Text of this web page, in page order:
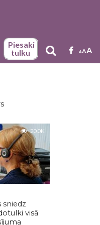
Piesaki
tulku
AAA
20.0K
visā